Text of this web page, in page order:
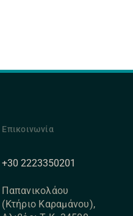
Επικοινωνία
+30 2223350201
Παπανικολάου
(Κτήριο Καραμάνου),